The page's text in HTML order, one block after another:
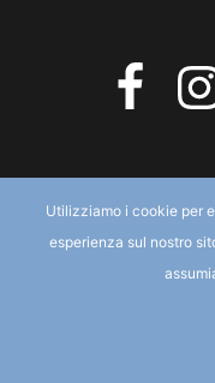
MADE FOR
Privacy &
Utilizziamo i cookie per
esperienza sul nostro